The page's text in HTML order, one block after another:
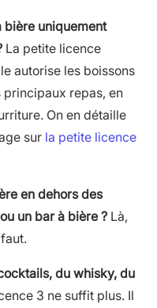
bière uniquement
La petite licence
autorise les boissons
principaux repas, en
On en détaille
sur la petite licence
en dehors des
un bar à bière ? Là,
du whisky, du
3 ne suffit plus. Il